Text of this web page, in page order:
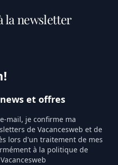
la newsletter
et offres
mail, je confirme ma
de Vacancesweb et de
lors d'un traitement de mes
à la politique de